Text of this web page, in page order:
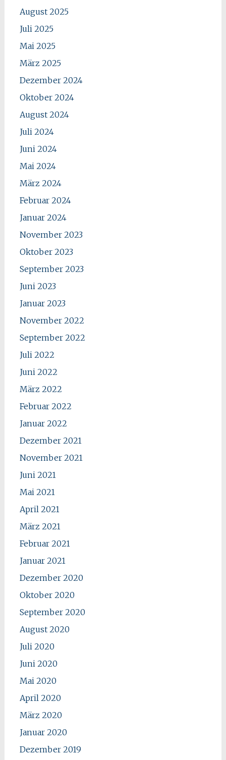
August 2025
Juli 2025
Mai 2025
März 2025
Dezember 2024
Oktober 2024
August 2024
Juli 2024
Juni 2024
Mai 2024
März 2024
Februar 2024
Januar 2024
November 2023
Oktober 2023
September 2023
Juni 2023
Januar 2023
November 2022
September 2022
Juli 2022
Juni 2022
März 2022
Februar 2022
Januar 2022
Dezember 2021
November 2021
Juni 2021
Mai 2021
April 2021
März 2021
Februar 2021
Januar 2021
Dezember 2020
Oktober 2020
September 2020
August 2020
Juli 2020
Juni 2020
Mai 2020
April 2020
März 2020
Januar 2020
Dezember 2019